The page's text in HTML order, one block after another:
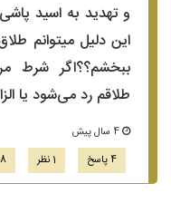
و تهدید به اسید
این دلیل میتوانم
ببخشم؟؟اگر شرط
طلاقم رد می‌شود یا
4 پاسخ
1 نظر